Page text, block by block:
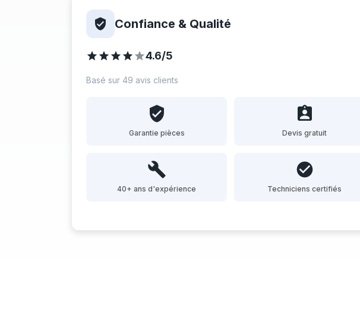
Confiance & Qualité
4.6/5
Basé sur 49 avis clients
Garantie pièces Devis gratuit
40+ ans d'expérience Techniciens certifiés